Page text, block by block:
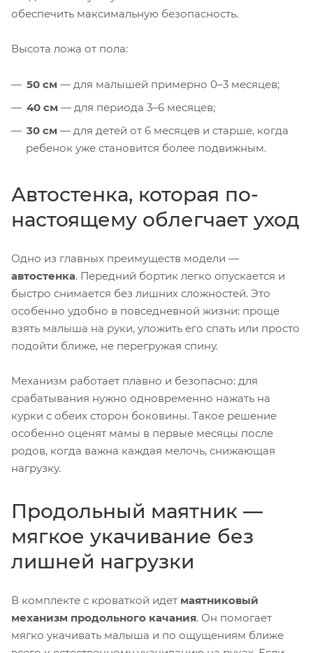
обеспечить максимальную безопасность.
Высота ложа от пола:
50 см — для малышей примерно 0–3 месяцев;
40 см — для периода 3–6 месяцев;
30 см — для детей от 6 месяцев и старше, когда
ребенок уже становится более подвижным.
Автостенка, которая по-
настоящему облегчает уход
Одно из главных преимуществ модели —
автостенка. Передний бортик легко опускается и
быстро снимается без лишних сложностей. Это
особенно удобно в повседневной жизни: проще
взять малыша на руки, уложить его спать или просто
подойти ближе, не перегружая спину.
Механизм работает плавно и безопасно: для
срабатывания нужно одновременно нажать на
курки с обеих сторон боковины. Такое решение
особенно оценят мамы в первые месяцы после
родов, когда важна каждая мелочь, снижающая
нагрузку.
Продольный маятник —
мягкое укачивание без
лишней нагрузки
В комплекте с кроваткой идет маятниковый
механизм продольного качания. Он помогает
мягко укачивать малыша и по ощущениям ближе